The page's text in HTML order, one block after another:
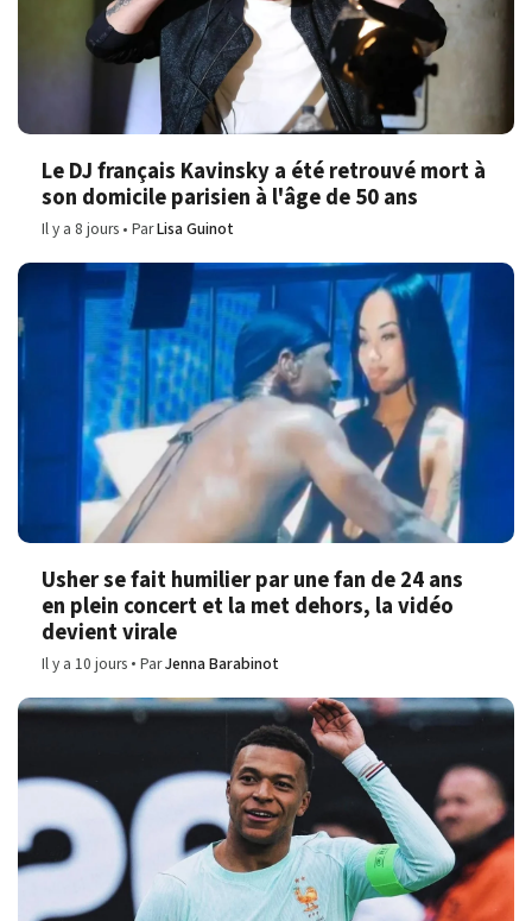
Le DJ français Kavinsky a été retrouvé mort à
son domicile parisien à l'âge de 50 ans
Il y a 8 jours ParLisa Guinot
Usher se fait humilier par une fan de 24 ans
en plein concert et la met dehors, la vidéo
devient virale
Il y a 10 jours ParJenna Barabinot